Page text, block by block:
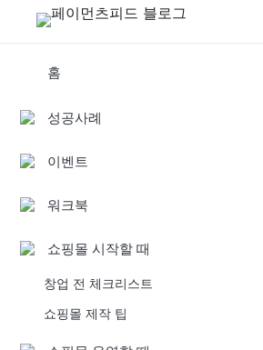
홈
성공사례
이벤트
워크북
쇼핑몰 시작할 때
창업 전 체크리스트
쇼핑몰 제작 팁